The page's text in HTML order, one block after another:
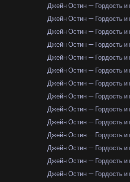
Джейн Остин — Гордость и
Джейн Остин — Гордость и
Джейн Остин — Гордость и
Джейн Остин — Гордость и
Джейн Остин — Гордость и
Джейн Остин — Гордость и
Джейн Остин — Гордость и
Джейн Остин — Гордость и
Джейн Остин — Гордость и
Джейн Остин — Гордость и
Джейн Остин — Гордость и
Джейн Остин — Гордость и
Джейн Остин — Гордость и
Джейн Остин — Гордость и